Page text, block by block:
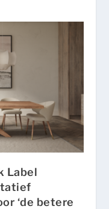
Label
‘de betere